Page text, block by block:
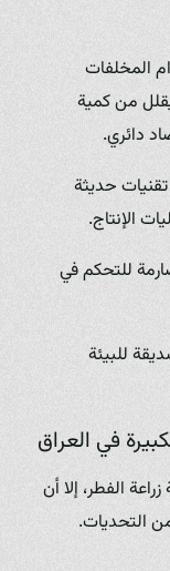
المخلفات
يقلل من كمية
دائري.
حديثة
الإنتاج.
للتحكم في
للبيئة
في العراق
الفطر، إلا أن
التحديات.